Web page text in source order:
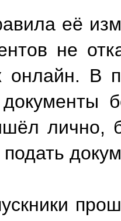
её
не
онлайн. В
лично,